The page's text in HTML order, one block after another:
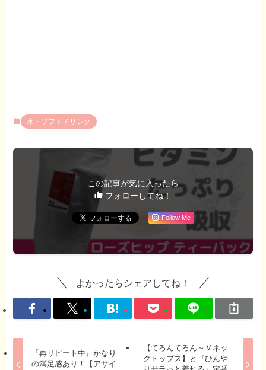
水・ソフトドリンク
この記事が気に入ったら
フォローしてね！
Follow Me
よかったらシェアしてね！
『再リピート中』かなり
の満足感あり！【アサイ
【てろんてろん～Ｖネッ
クトップス】と『ひんや